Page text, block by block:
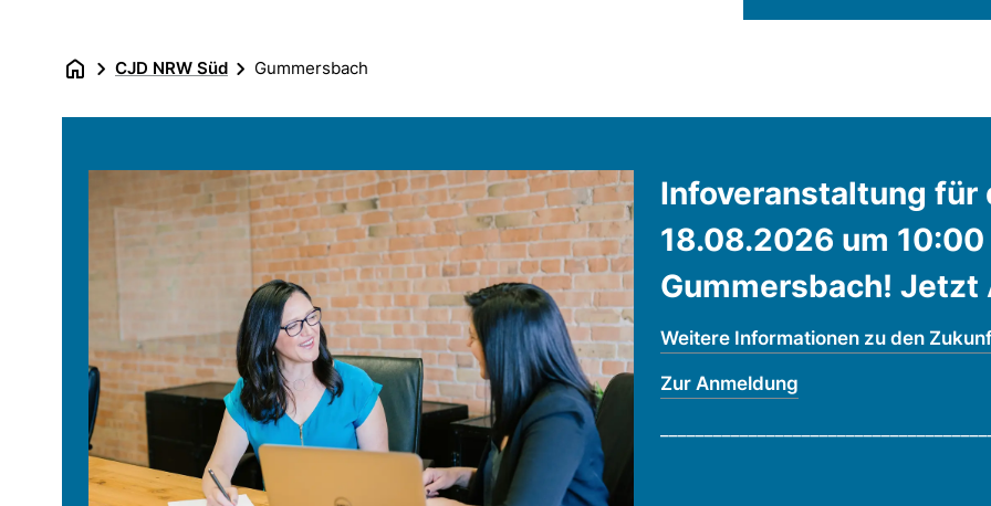
CJD NRW Süd Gummersbach
Infoveranstaltung für
18.08.2026 um 10:00
Gummersbach! Jetzt
Weitere Informationen zu den
Zur Anmeldung